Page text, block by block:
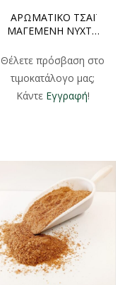
ΑΡΩΜΑΤΙΚΟ ΤΣΑΪ
ΜΑΓΕΜΕΝΗ ΝΥΧΤΑ
Θέλετε πρόσβαση στο
τιμοκατάλογο μας;
Κάντε Εγγραφή!